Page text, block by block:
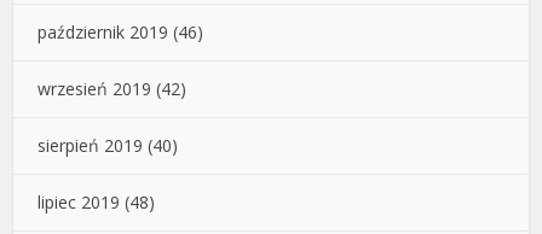
październik 2019 (46)
wrzesień 2019 (42)
sierpień 2019 (40)
lipiec 2019 (48)